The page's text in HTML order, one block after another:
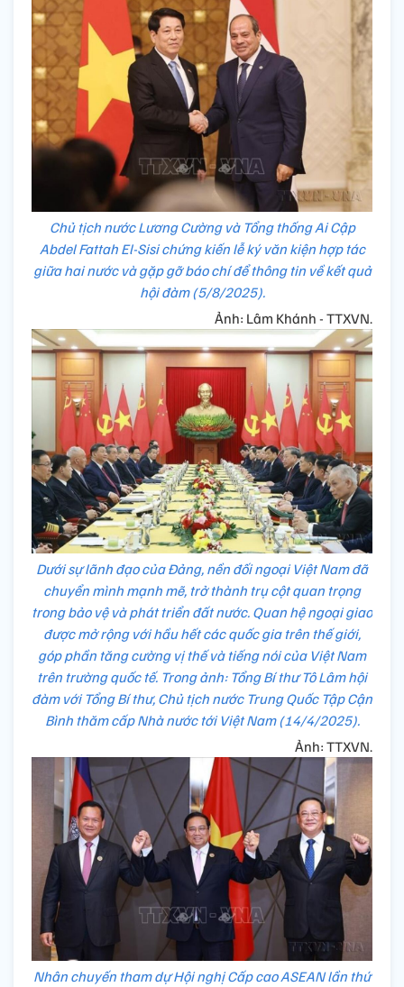
Chủ tịch nước Lương Cường và Tổng thống Ai Cập
Abdel Fattah El-Sisi chứng kiến lễ ký văn kiện hợp tác
giữa hai nước và gặp gỡ báo chí để thông tin về kết quả
hội đàm (5/8/2025).
Ảnh: Lâm Khánh - TTXVN.
Dưới sự lãnh đạo của Đảng, nền đối ngoại Việt Nam đã
chuyển mình mạnh mẽ, trở thành trụ cột quan trọng
trong bảo vệ và phát triển đất nước. Quan hệ ngoại giao
được mở rộng với hầu hết các quốc gia trên thế giới,
góp phần tăng cường vị thế và tiếng nói của Việt Nam
trên trường quốc tế. Trong ảnh: Tổng Bí thư Tô Lâm hội
đàm với Tổng Bí thư, Chủ tịch nước Trung Quốc Tập Cận
Bình thăm cấp Nhà nước tới Việt Nam (14/4/2025).
Ảnh: TTXVN.
Nhân chuyến tham dự Hội nghị Cấp cao ASEAN lần thứ